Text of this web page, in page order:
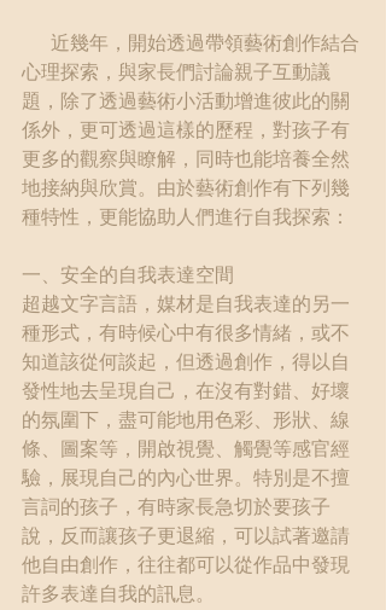
心理探索，與家長們討論親子互動議
題，除了透過藝術小活動增進彼此的關
係外，更可透過這樣的歷程，對孩子有
更多的觀察與瞭解，同時也能培養全然
地接納與欣賞。由於藝術創作有下列幾
種特性，更能協助人們進行自我探索：
一、安全的自我表達空間
超越文字言語，媒材是自我表達的另一
種形式，有時候心中有很多情緒，或不
知道該從何談起，但透過創作，得以自
發性地去呈現自己，在沒有對錯、好壞
的氛圍下，盡可能地用色彩、形狀、線
條、圖案等，開啟視覺、觸覺等感官經
驗，展現自己的內心世界。特別是不擅
言詞的孩子，有時家長急切於要孩子
說，反而讓孩子更退縮，可以試著邀請
他自由創作，往往都可以從作品中發現
許多表達自我的訊息。